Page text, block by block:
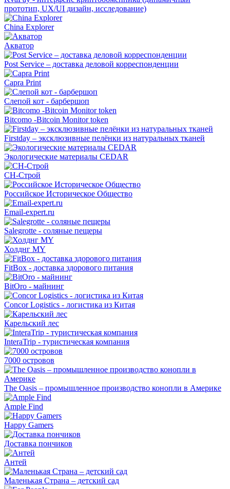
прототип, UX/UI дизайн, исследование)
China Explorer
Акватор
Post Service – доставка деловой корреспонденции
Capra Print
Слепой кот - барбершоп
Bitcomo -Bitcoin Monitor token
Firstday – эксклюзивные пелёнки из натуральных тканей
Экологические материалы CEDAR
СН-Строй
Российское Историческое Общество
Email-expert.ru
Salegrotte - соляные пещеры
Холднг MY
FitBox - доставка здорового питания
BitOro - майнинг
Concor Logistics - логистика из Китая
Карельский лес
InteraTrip - туристическая компания
7000 островов
The Oasis – промышленное производство конопли в Америке
Аmple Find
Happy Gamers
Доставка пончиков
Антей
Маленькая Страна – детский сад